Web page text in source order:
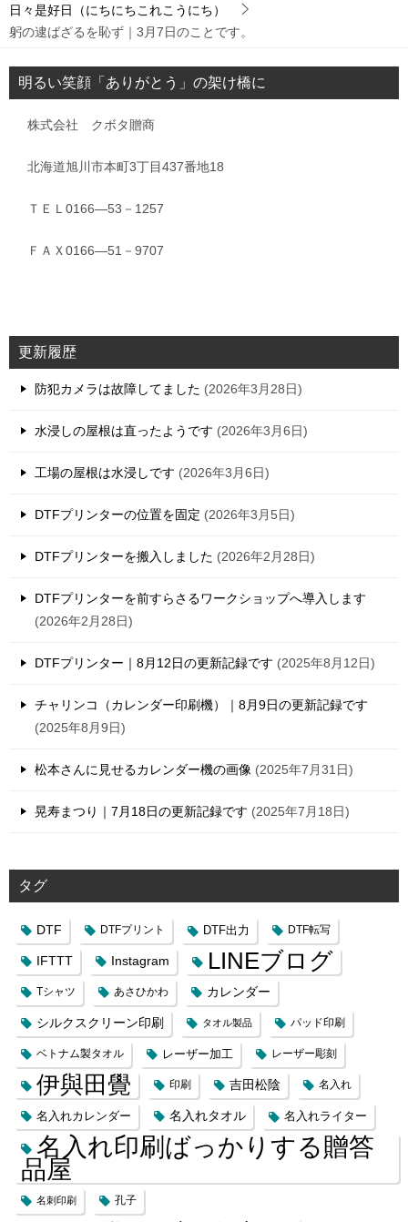
日々是好日（にちにちこれこうにち）
躬の逮ばざるを恥ず｜3月7日のことです。
明るい笑顔「ありがとう」の架け橋に
株式会社 クボタ贈商
北海道旭川市本町3丁目437番地18
ＴＥＬ0166―53－1257
ＦＡＸ0166―51－9707
更新履歴
防犯カメラは故障してました 2026年3月28日
水浸しの屋根は直ったようです 2026年3月6日
工場の屋根は水浸しです 2026年3月6日
DTFプリンターの位置を固定 2026年3月5日
DTFプリンターを搬入しました 2026年2月28日
DTFプリンターを前すらさるワークショップへ導入します
2026年2月28日
DTFプリンター｜8月12日の更新記録です 2025年8月12日
チャリンコ（カレンダー印刷機）｜8月9日の更新記録です
2025年8月9日
松本さんに見せるカレンダー機の画像 2025年7月31日
晃寿まつり｜7月18日の更新記録です 2025年7月18日
タグ
DTF DTFプリント DTF出力 DTF転写
IFTTT Instagram LINEブログ
Tシャツ あさひかわ カレンダー
シルクスクリーン印刷 タオル製品 パッド印刷
ベトナム製タオル レーザー加工 レーザー彫刻
伊與田覺 印刷 吉田松陰 名入れ
名入れカレンダー 名入れタオル 名入れライター
名入れ印刷ばっかりする贈答
品屋
名刺印刷 孔子